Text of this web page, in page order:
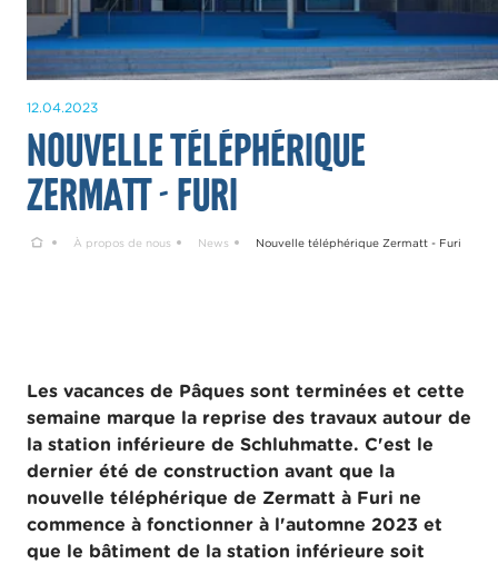
12.04.2023
Nouvelle téléphérique
Zermatt - Furi
HomeÀ propos de nous News Nouvelle téléphérique Zermatt - Furi
Les vacances de Pâques sont terminées et cette
semaine marque la reprise des travaux autour de
la station inférieure de Schluhmatte. C'est le
dernier été de construction avant que la
nouvelle téléphérique de Zermatt à Furi ne
commence à fonctionner à l'automne 2023 et
que le bâtiment de la station inférieure soit